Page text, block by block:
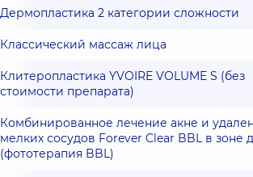
Дермопластика 2 категории сложности
Классический массаж лица
Клитеропластика YVOIRE VOLUME S (без
стоимости препарата)
Комбинированное лечение акне и
мелких сосудов Forever Clear BBL в зоне
(фототерапия BBL)